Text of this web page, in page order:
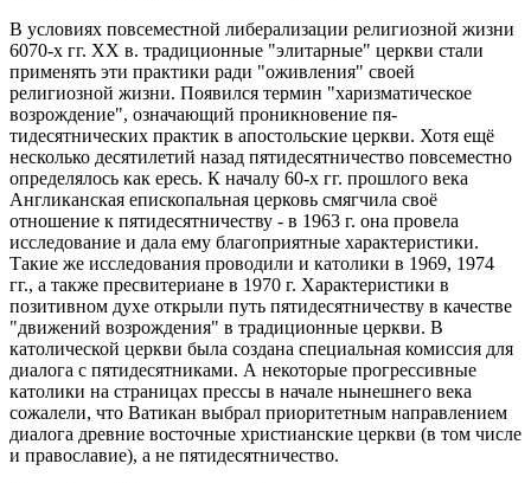
В условиях повсеместной либерализации религиозной жизни
6070-х гг. ХХ в. традиционные "элитарные" церкви стали
применять эти практики ради "оживления" своей
религиозной жизни. Появился термин "харизматическое
возрождение", означающий проникновение пя-
тидесятнических практик в апостольские церкви. Хотя ещё
несколько десятилетий назад пятидесятничество повсеместно
определялось как ересь. К началу 60-х гг. прошлого века
Англиканская епископальная церковь смягчила своё
отношение к пятидесятничеству - в 1963 г. она провела
исследование и дала ему благоприятные характеристики.
Такие же исследования проводили и католики в 1969, 1974
гг., а также пресвитериане в 1970 г. Характеристики в
позитивном духе открыли путь пятидесятничеству в качестве
"движений возрождения" в традиционные церкви. В
католической церкви была создана специальная комиссия для
диалога с пятидесятниками. А некоторые прогрессивные
католики на страницах прессы в начале нынешнего века
сожалели, что Ватикан выбрал приоритетным направлением
диалога древние восточные христианские церкви (в том числе
и православие), а не пятидесятничество.